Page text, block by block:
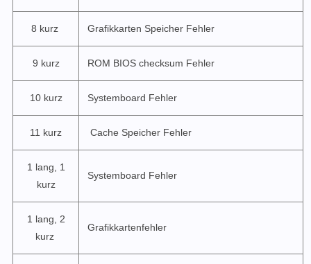
8 kurz Grafikkarten Speicher Fehler
9 kurz ROM BIOS checksum Fehler
10 kurz Systemboard Fehler
11 kurz Cache Speicher Fehler
1 lang, 1
kurz
Systemboard Fehler
1 lang, 2
kurz
Grafikkartenfehler